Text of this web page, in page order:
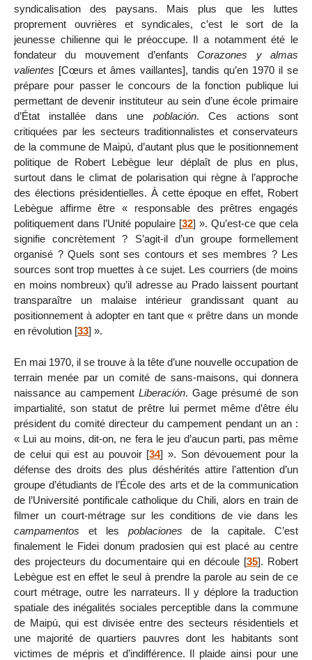
syndicalisation des paysans. Mais plus que les luttes
proprement ouvrières et syndicales, c’est le sort de la
jeunesse chilienne qui le préoccupe. Il a notamment été le
fondateur du mouvement d’enfantsCorazones y almas
valientes [Cœurs et âmes vaillantes], tandis qu’en 1970 il se
prépare pour passer le concours de la fonction publique lui
permettant de devenir instituteur au sein d’une école primaire
d’État installée dans une población. Ces actions sont
critiquées par les secteurs traditionnalistes et conservateurs
de la commune de Maipú, d’autant plus que le positionnement
politique de Robert Lebègue leur déplaît de plus en plus,
surtout dans le climat de polarisation qui règne à l’approche
des élections présidentielles. À cette époque en effet, Robert
Lebègue affirme être « responsable des prêtres engagés
politiquement dans l’Unité populaire [32] ». Qu’est-ce que cela
signifie concrètement ? S’agit-il d’un groupe formellement
organisé ? Quels sont ses contours et ses membres ? Les
sources sont trop muettes à ce sujet. Les courriers (de moins
en moins nombreux) qu’il adresse au Prado laissent pourtant
transparaître un malaise intérieur grandissant quant au
positionnement à adopter en tant que « prêtre dans un monde
en révolution [33] ».
En mai 1970, il se trouve à la tête d’une nouvelle occupation de
terrain menée par un comité de sans-maisons, qui donnera
naissance au campement Liberación. Gage présumé de son
impartialité, son statut de prêtre lui permet même d’être élu
président du comité directeur du campement pendant un an :
« Lui au moins, dit-on, ne fera le jeu d’aucun parti, pas même
de celui qui est au pouvoir[34] ». Son dévouement pour la
défense des droits des plus déshérités attire l’attention d’un
groupe d’étudiants de l’École des arts et de la communication
de l’Université pontificale catholique du Chili, alors en train de
filmer un court-métrage sur les conditions de vie dans les
campamentos et les poblaciones de la capitale. C’est
finalement le Fidei donum pradosien qui est placé au centre
des projecteurs du documentaire qui en découle [35]. Robert
Lebègue est en effet le seul à prendre la parole au sein de ce
court métrage, outre les narrateurs. Il y déplore la traduction
spatiale des inégalités sociales perceptible dans la commune
de Maipú, qui est divisée entre des secteurs résidentiels et
une majorité de quartiers pauvres dont les habitants sont
victimes de mépris et d’indifférence. Il plaide ainsi pour une